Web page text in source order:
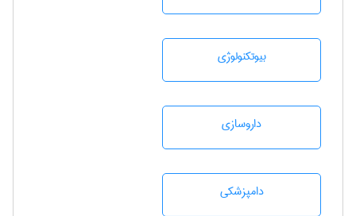
بيوتكنولوژی
داروسازی
دامپزشكی